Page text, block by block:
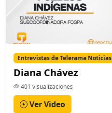
Entrevistas de Telerama Noticias
Diana Chávez
401 visualizaciones
Ver Video